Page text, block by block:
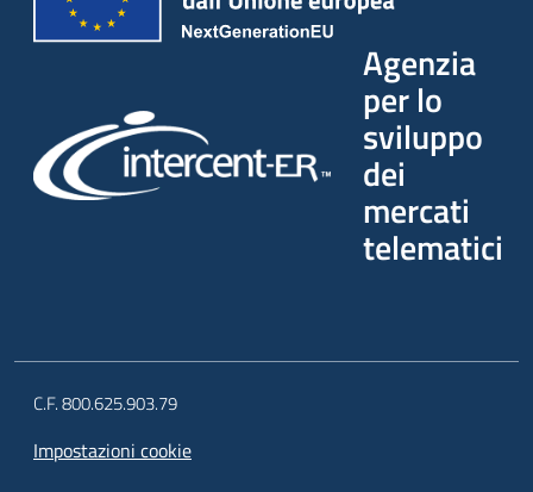
Agenzia
per lo
sviluppo
dei
mercati
telematici
C.F. 800.625.903.79
Impostazioni cookie